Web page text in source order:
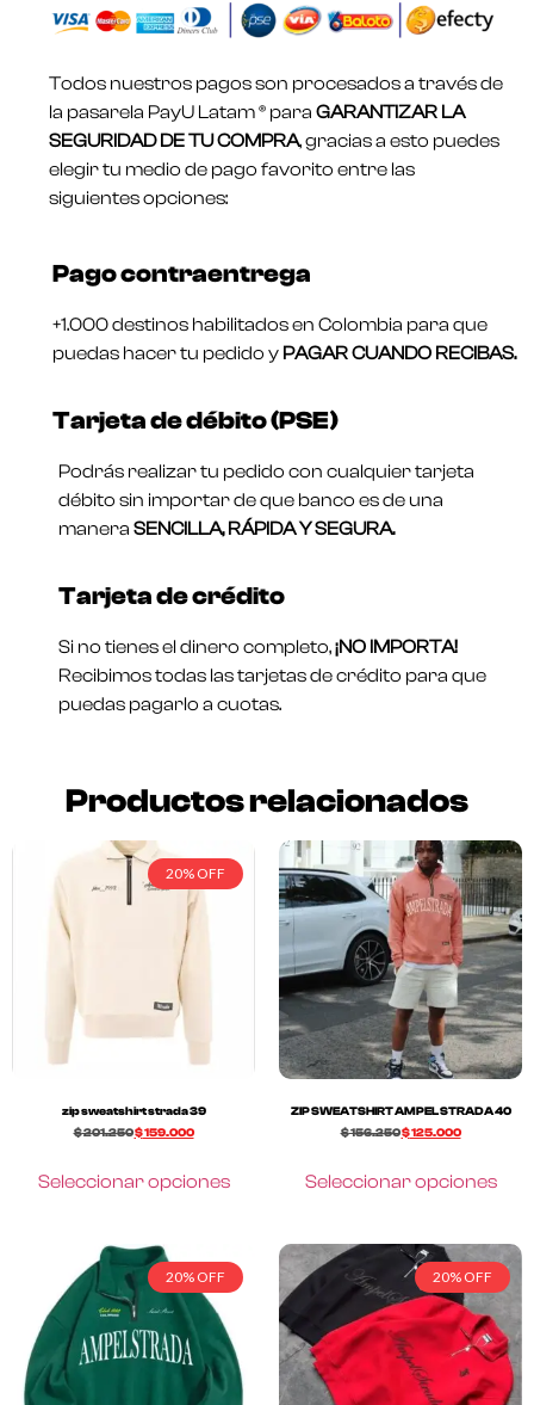
Todos nuestros pagos son procesados a través de
la pasarela PayU Latam ® para GARANTIZAR LA
SEGURIDAD DE TU COMPRA, gracias a esto puedes
elegir tu medio de pago favorito entre las
siguientes opciones:
Pago contraentrega
+1.000 destinos habilitados en Colombia para que
puedas hacer tu pedido y PAGAR CUANDO RECIBAS.
Tarjeta de débito (PSE)
Podrás realizar tu pedido con cualquier tarjeta
débito sin importar de que banco es de una
manera SENCILLA, RÁPIDA Y SEGURA.
Tarjeta de crédito
Si no tienes el dinero completo,¡NO IMPORTA!
Recibimos todas las tarjetas de crédito para que
puedas pagarlo a cuotas.
Productos relacionados
20% OFF
zip sweatshirt strada 39
$201.250$159.000
Seleccionar opciones
ZIP SWEATSHIRT AMPEL STRADA 40
$156.250$125.000
Seleccionar opciones
20% OFF 20% OFF